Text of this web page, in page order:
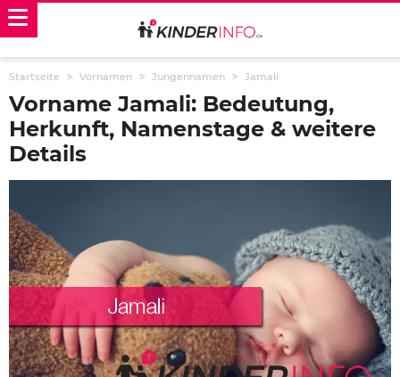
Startseite Vornamen Jungennamen Jamali
Vorname Jamali: Bedeutung,
Herkunft, Namenstage & weitere
Details